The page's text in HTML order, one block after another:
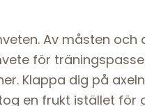
Av måsten
för
Klappa dig på
en frukt istället för